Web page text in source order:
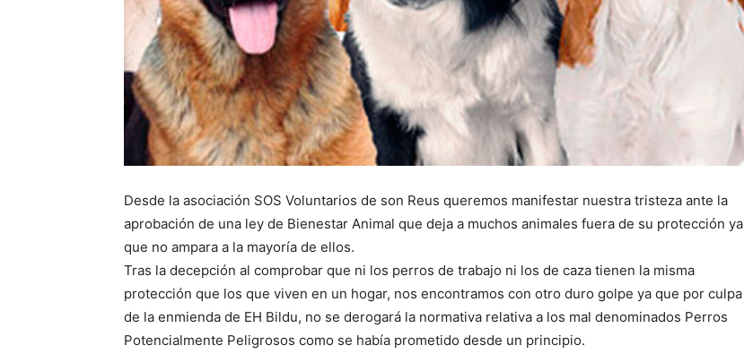
Desde la asociación SOS Voluntarios de son Reus queremos manifestar nuestra tristeza ante la
aprobación de una ley de Bienestar Animal que deja a muchos animales fuera de su protección ya
que no ampara a la mayoría de ellos.
Tras la decepción al comprobar que ni los perros de trabajo ni los de caza tienen la misma
protección que los que viven en un hogar, nos encontramos con otro duro golpe ya que por culpa
de la enmienda de EH Bildu, no se derogará la normativa relativa a los mal denominados Perros
Potencialmente Peligrosos como se había prometido desde un principio.